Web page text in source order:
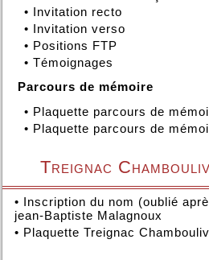
• Invitation recto
• Invitation verso
• Positions FTP
• Témoignages
Parcours de mémoire
• Plaquette parcours de
• Plaquette parcours de
Treignac
• Inscription du nom (oublié
jean-Baptiste Malagnoux
• Plaquette Treignac